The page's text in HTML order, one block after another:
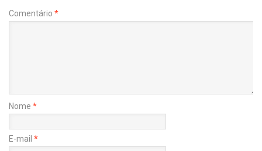
Comentário *
Nome *
E-mail *